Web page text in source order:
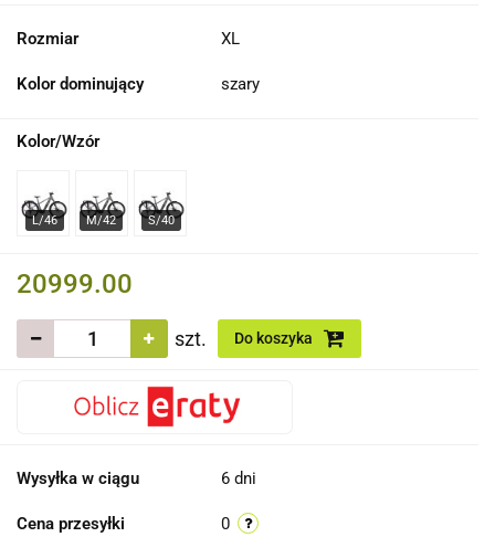
Rozmiar XL
Kolor dominujący szary
Kolor/Wzór
20999.00
szt. Do koszyka
Wysyłka w ciągu 6 dni
Cena przesyłki 0